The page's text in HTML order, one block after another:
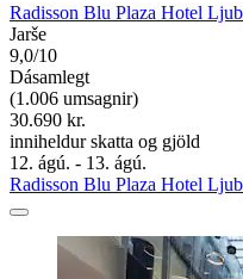
Radisson Blu Plaza Hotel
Jarše
9,0/10
Dásamlegt
(1.006 umsagnir)
30.690 kr.
inniheldur skatta og gjöld
12. ágú. - 13. ágú.
Radisson Blu Plaza Hotel